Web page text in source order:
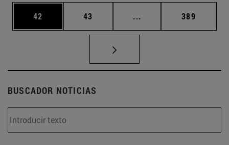
Página
42 Página
43 ... Páginas intermedias
Página
389
BUSCADOR NOTICIAS